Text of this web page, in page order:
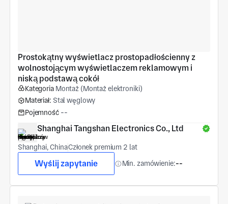
Prostokątny wyświetlacz prostopadłościenny z
wolnostojącym wyświetlaczem reklamowym i
niską podstawą cokół
Kategoria Montaż (Montaż elektroniki)
Materiał: Stal węglowy
Pojemność --
Shanghai Tangshan Electronics Co., Ltd
Shanghai, ChinaCzłonek premium 2 lat
Wyślij zapytanie Min. zamówienie:--